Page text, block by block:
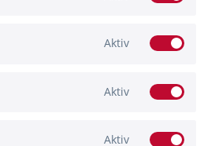
Aktiv
Aktiv
Aktiv